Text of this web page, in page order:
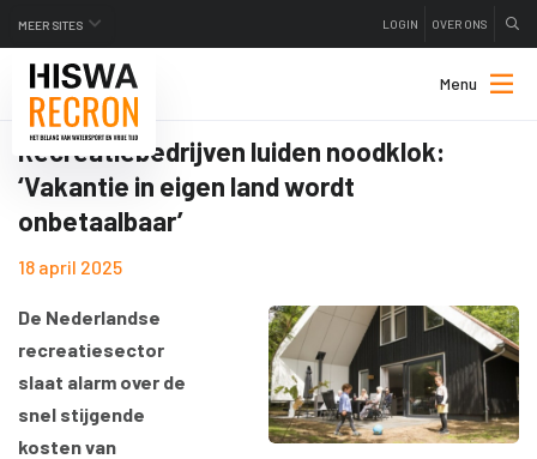
MEER SITES LOGIN OVER ONS
Menu
Recreatiebedrijven luiden noodklok:
‘Vakantie in eigen land wordt
onbetaalbaar’
18 april 2025
De Nederlandse
recreatiesector
slaat alarm over de
snel stijgende
kosten van